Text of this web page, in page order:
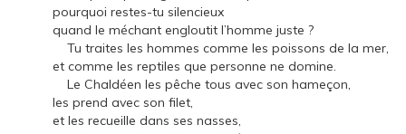
pourquoi restes-tu silencieux
quand le méchant engloutit l’homme juste ?
Tu traites les hommes comme les poissons de la mer,
et comme les reptiles que personne ne domine.
Le Chaldéen les pêche tous avec son hameçon,
les prend avec son filet,
et les recueille dans ses nasses,